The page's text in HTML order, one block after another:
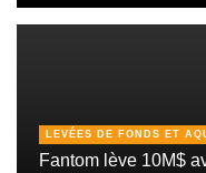
LEVÉES DE FONDS ET
Fantom lève 10M$